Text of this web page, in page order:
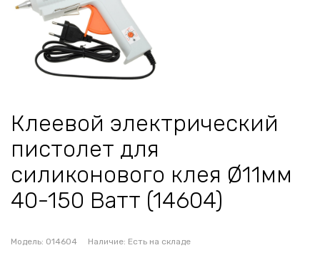
Клеевой электрический
пистолет для
силиконового клея Ø11мм
40-150 Ватт (14604)
Модель: 014604 Наличие: Есть на складе